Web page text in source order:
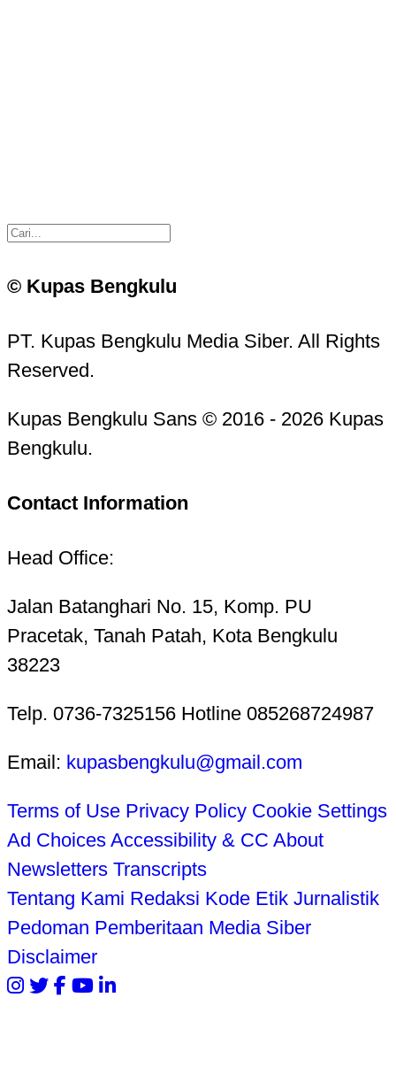
© Kupas Bengkulu
PT. Kupas Bengkulu Media Siber. All Rights
Reserved.
Kupas Bengkulu Sans © 2016 - 2026 Kupas
Bengkulu.
Contact Information
Head Office:
Jalan Batanghari No. 15, Komp. PU
Pracetak, Tanah Patah, Kota Bengkulu
38223
Telp. 0736-7325156 Hotline 085268724987
Email: kupasbengkulu@gmail.com
Terms of Use Privacy Policy Cookie Settings
Ad Choices Accessibility & CC About
Newsletters Transcripts
Tentang Kami Redaksi Kode Etik Jurnalistik
Pedoman Pemberitaan Media Siber
Disclaimer